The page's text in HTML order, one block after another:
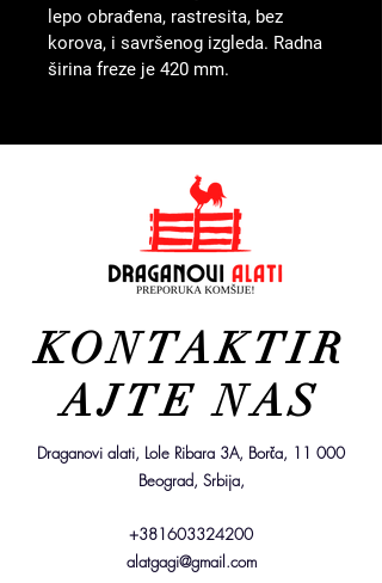
lepo obrađena, rastresita, bez
korova, i savršenog izgleda. Radna
širina freze je 420 mm.
KONTAKTIR
AJTE NAS
Draganovi alati, Lole Ribara 3A, Borča, 11 000
Beograd, Srbija,
+381603324200
alatgagi@gmail.com